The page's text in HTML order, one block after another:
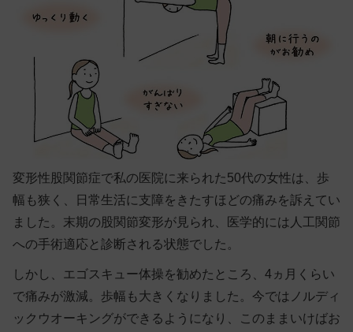
変形性股関節症で私の医院に来られた50代の女性は、歩
幅も狭く、日常生活に支障をきたすほどの痛みを訴えてい
ました。末期の股関節変形が見られ、医学的には人工関節
への手術適応と診断される状態でした。
しかし、エゴスキュー体操を勧めたところ、4ヵ月くらい
で痛みが激減。歩幅も大きくなりました。今ではノルディ
ックウオーキングができるようになり、このままいけばお